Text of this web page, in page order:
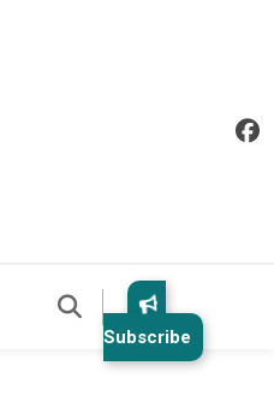
Subscribe